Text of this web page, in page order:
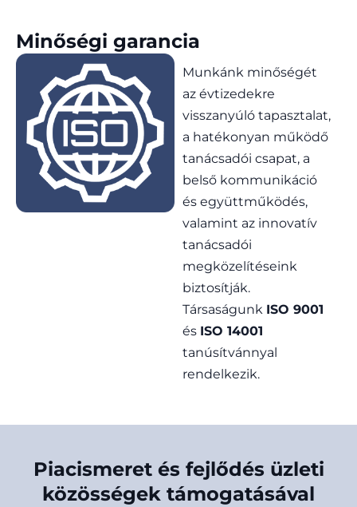
Minőségi garancia
Munkánk minőségét
az évtizedekre
visszanyúló tapasztalat,
a hatékonyan működő
tanácsadói csapat, a
belső kommunikáció
és együttműködés,
valamint az innovatív
tanácsadói
megközelítéseink
biztosítják.
Társaságunk ISO 9001
és ISO 14001
tanúsítvánnyal
rendelkezik.
Piacismeret és fejlődés üzleti
közösségek támogatásával